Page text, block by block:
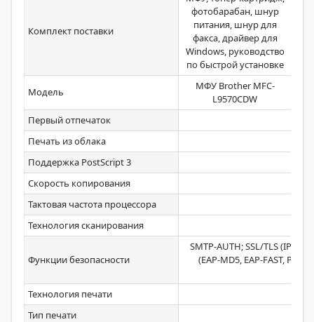
Комплект поставки
фотобарабан, шнур
питания, шнур для
факса, драйвер для
Windows, руководство
по быстрой установке
Модель
МФУ Brother MFC-
L9570CDW
Первый отпечаток
Печать из облака
Поддержка PostScript 3
Скорость копирования
Тактовая частота процессора
Технология сканирования
Функции безопасности
SMTP-AUTH; SSL/TLS (IPPS,
(EAP-MD5, EAP-FAST,
Технология печати
Тип печати